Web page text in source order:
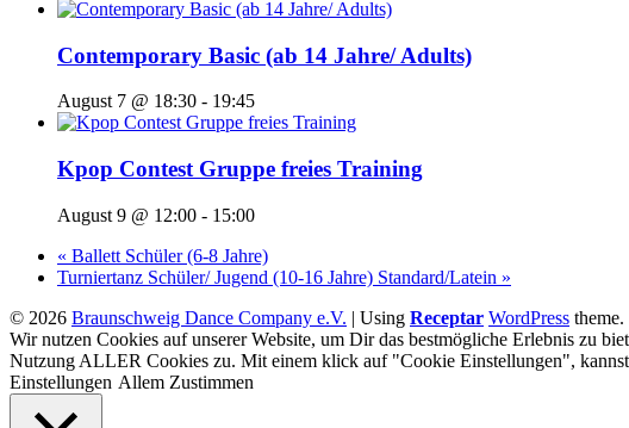
Contemporary Basic (ab 14 Jahre/ Adults)
August 7 @ 18:30 - 19:45
Kpop Contest Gruppe freies Training
August 9 @ 12:00 - 15:00
« Ballett Schüler (6-8 Jahre)
Turniertanz Schüler/ Jugend (10-16 Jahre) Standard/Latein »
© 2026 Braunschweig Dance Company e.V. | Using Receptar WordPress theme.
Wir nutzen Cookies auf unserer Website, um Dir das bestmögliche Erlebnis zu
Nutzung ALLER Cookies zu. Mit einem klick auf "Cookie Einstellungen", kannst
Einstellungen Allem Zustimmen